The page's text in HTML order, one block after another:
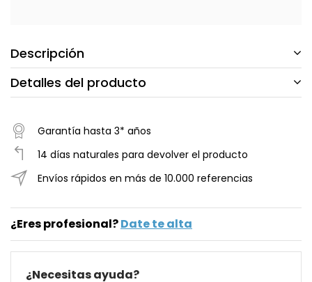
Descripción
Detalles del producto
Garantía hasta 3* años
14 días naturales para devolver el producto
Envíos rápidos en más de 10.000 referencias
¿Eres profesional?Date te alta
¿Necesitas ayuda?